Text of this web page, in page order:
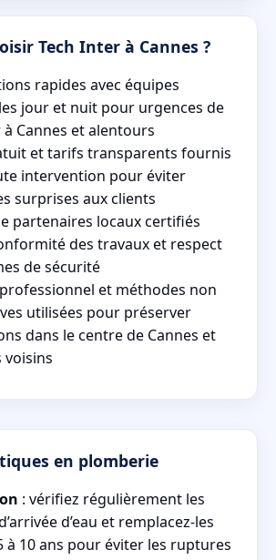
Tech Inter à Cannes ?
rapides avec équipes
jour et nuit pour urgences de
Cannes et alentours
et tarifs transparents fournis
intervention pour éviter
surprises aux clients
partenaires locaux certifiés
des travaux et respect
de sécurité
et méthodes non
utilisées pour préserver
dans le centre de Cannes et
en plomberie
: vérifiez régulièrement les
d’eau et remplacez-les
à 10 ans pour éviter les ruptures